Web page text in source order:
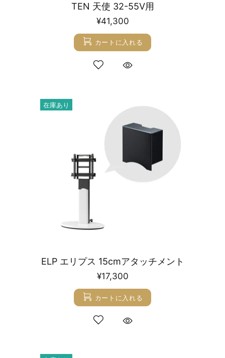
TEN 天使 32-55V用
¥41,300
カートに入れる
在庫あり
ELP エリプス 15cmアタッチメント
¥17,300
カートに入れる